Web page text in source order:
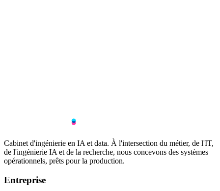
Cabinet d'ingénierie en IA et data. À l'intersection du métier, de l'IT,
de l'ingénierie IA et de la recherche, nous concevons des systèmes
opérationnels, prêts pour la production.
Entreprise